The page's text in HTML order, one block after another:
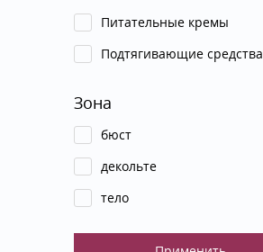
Питательные кремы
Подтягивающие средства
Зона
бюст
декольте
тело